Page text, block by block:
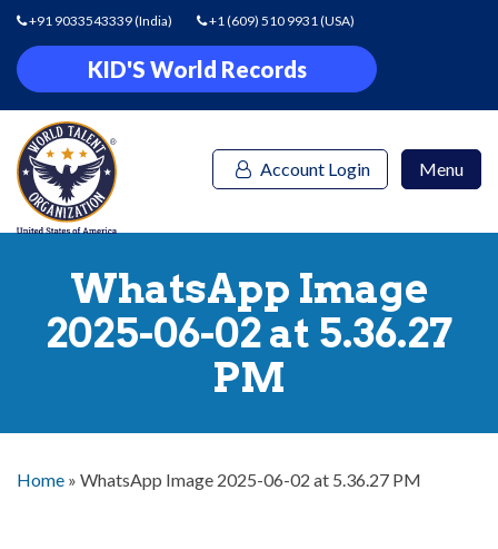
+91 9033543339(India) +1 (609) 510 9931(USA)
KID'S World Records
Account Login Menu
WhatsApp Image
2025-06-02 at 5.36.27
PM
Home » WhatsApp Image 2025-06-02 at 5.36.27 PM